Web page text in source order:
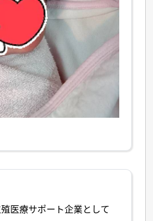
医療サポート企業として